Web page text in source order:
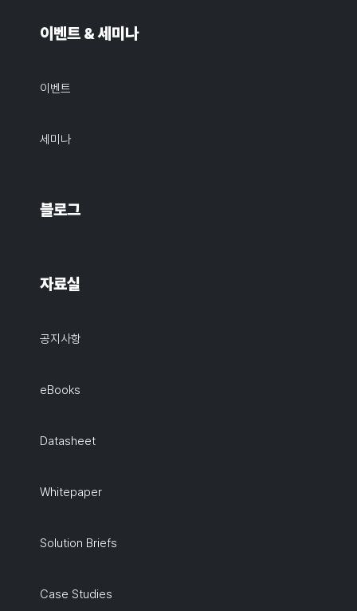
이벤트 & 세미나
이벤트
세미나
블로그
자료실
공지사항
eBooks
Datasheet
Whitepaper
Solution Briefs
Case Studies